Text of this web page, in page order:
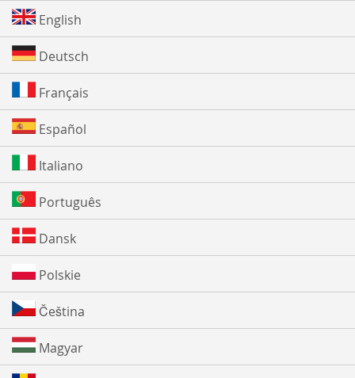
English
Deutsch
Français
Español
Italiano
Português
Dansk
Polskie
Čeština
Magyar